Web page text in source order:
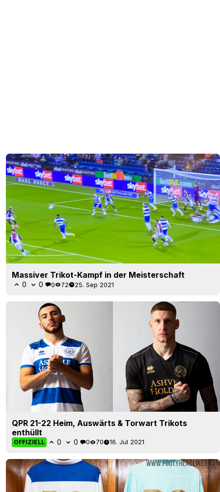
Massiver Trikot-Kampf in der Meisterschaft
0 0 0 72 25. Sep 2021
QPR 21-22 Heim, Auswärts & Torwart Trikots
enthüllt
OFFIZIELL 0 0 0 70 16. Jul 2021